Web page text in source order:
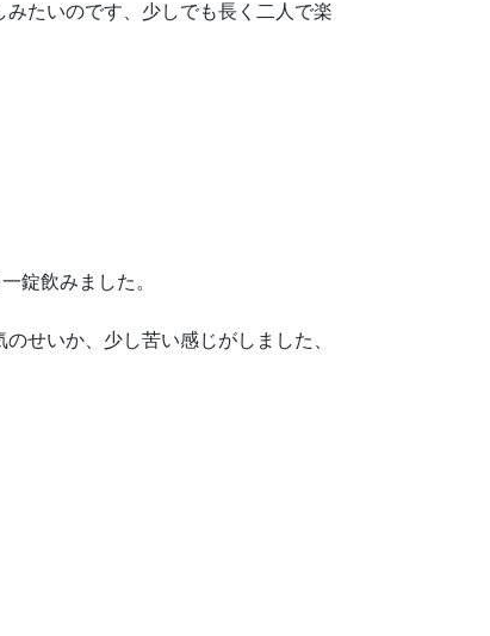
たいのです、少しでも長く二人で楽
錠飲みました。
せいか、少し苦い感じがしました、